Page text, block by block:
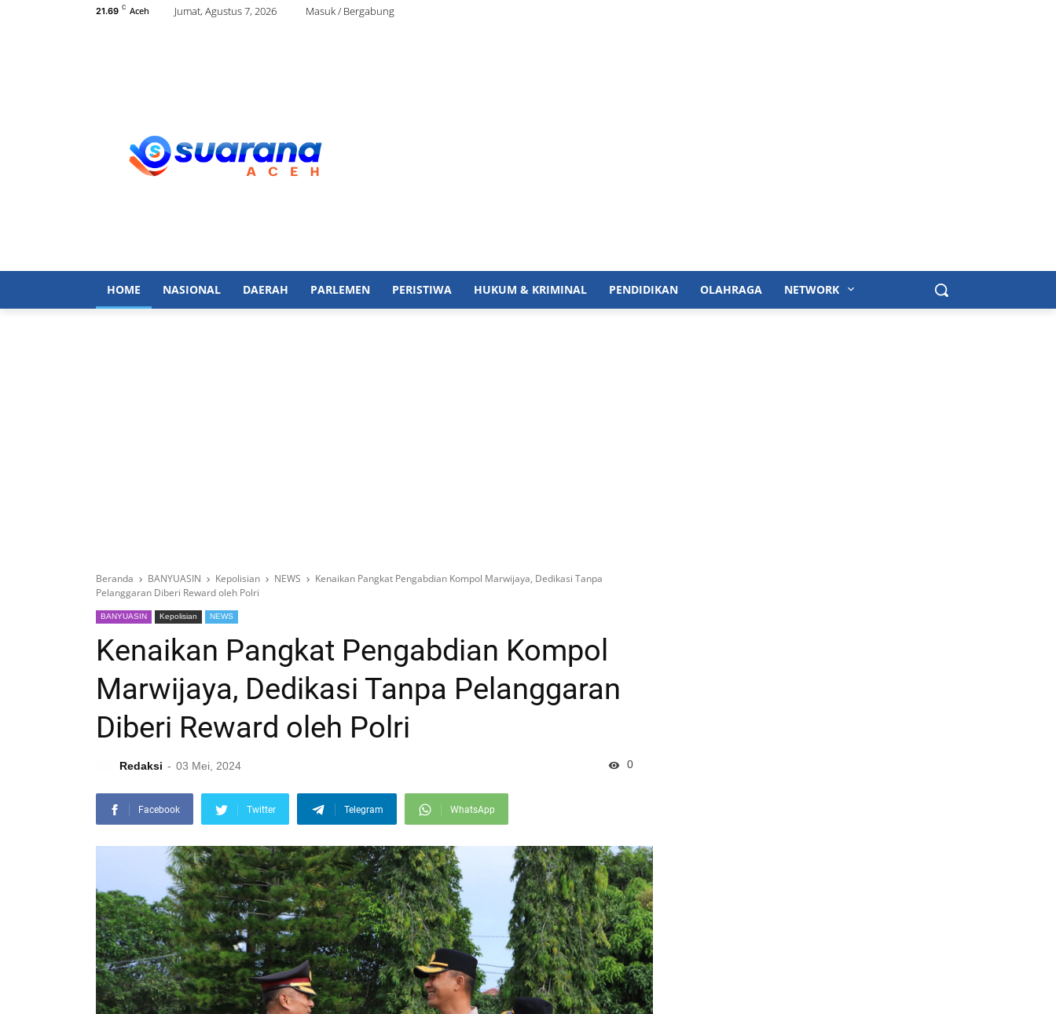
21.69 C Aceh Jumat, Agustus 7, 2026 Masuk / Bergabung
HOME NASIONAL DAERAH PARLEMEN PERISTIWA HUKUM & KRIMINAL PENDIDIKAN OLAHRAGA NETWORK
Beranda BANYUASIN Kepolisian NEWS
Kenaikan Pangkat Pengabdian Kompol Marwijaya, Dedikasi Tanpa
Pelanggaran Diberi Reward oleh Polri
BANYUASIN Kepolisian NEWS
Kenaikan Pangkat Pengabdian Kompol
Marwijaya, Dedikasi Tanpa Pelanggaran
Diberi Reward oleh Polri
Redaksi 03 Mei, 2024 0
Facebook Twitter Telegram WhatsApp